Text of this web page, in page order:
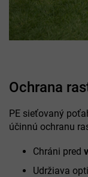
Ochrana
PE sieťovaný
účinnú ochranu
Chráni pred
Udržiava